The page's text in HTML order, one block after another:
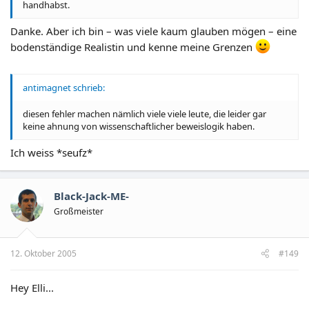
handhabst.
Danke. Aber ich bin – was viele kaum glauben mögen – eine
bodenständige Realistin und kenne meine Grenzen
antimagnet schrieb:
diesen fehler machen nämlich viele viele leute, die leider gar
keine ahnung von wissenschaftlicher beweislogik haben.
Ich weiss *seufz*
Black-Jack-ME-
Großmeister
12. Oktober 2005 #149
Hey Elli...